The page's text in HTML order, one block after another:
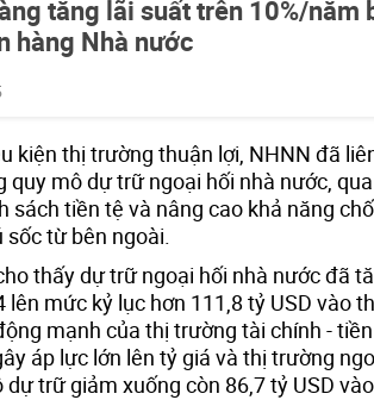
tăng lãi suất trên 10%/năm
hàng Nhà nước
kiện thị trường thuận lợi, NHNN đã
quy mô dự trữ ngoại hối nhà nước,
sách tiền tệ và nâng cao khả năng
từ bên ngoài.
thấy dự trữ ngoại hối nhà nước đã
lên mức kỷ lục hơn 111,8 tỷ USD vào
mạnh của thị trường tài chính -
áp lực lớn lên tỷ giá và thị trường
trữ giảm xuống còn 86,7 tỷ USD